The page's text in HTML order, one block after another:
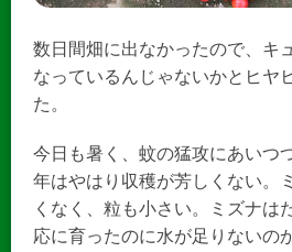
数日間畑に出なかったので、キ
なっているんじゃないかとヒヤ
た。
今日も暑く、蚊の猛攻にあいつ
年はやはり収穫が芳しくない。
くなく、粒も小さい。ミズナは
応に育ったのに水が足りないの